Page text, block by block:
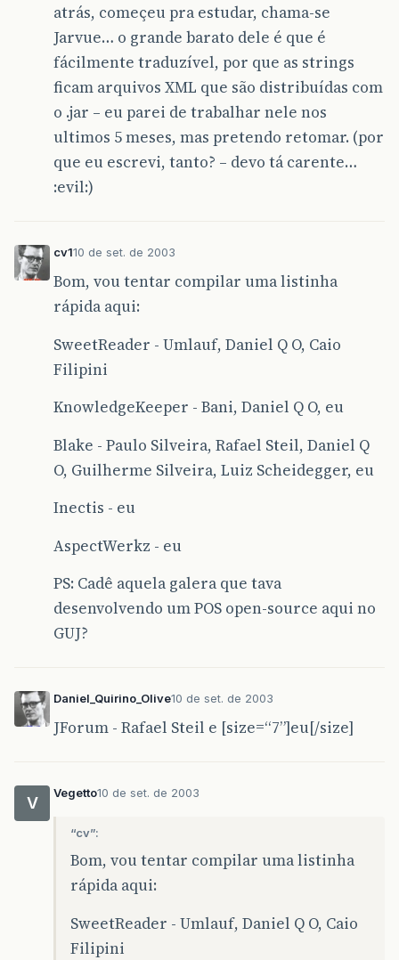
atrás, começeu pra estudar, chama-se
Jarvue… o grande barato dele é que é
fácilmente traduzível, por que as strings
ficam arquivos XML que são distribuídas com
o .jar – eu parei de trabalhar nele nos
ultimos 5 meses, mas pretendo retomar. (por
que eu escrevi, tanto? – devo tá carente…
:evil:)
cv110 de set. de 2003
Bom, vou tentar compilar uma listinha
rápida aqui:
SweetReader - Umlauf, Daniel Q O, Caio
Filipini
KnowledgeKeeper - Bani, Daniel Q O, eu
Blake - Paulo Silveira, Rafael Steil, Daniel Q
O, Guilherme Silveira, Luiz Scheidegger, eu
Inectis - eu
AspectWerkz - eu
PS: Cadê aquela galera que tava
desenvolvendo um POS open-source aqui no
GUJ?
Daniel_Quirino_Olive10 de set. de 2003
JForum - Rafael Steil e [size=“7”]eu[/size]
V
Vegetto10 de set. de 2003
“cv”:
Bom, vou tentar compilar uma listinha
rápida aqui:
SweetReader - Umlauf, Daniel Q O, Caio
Filipini